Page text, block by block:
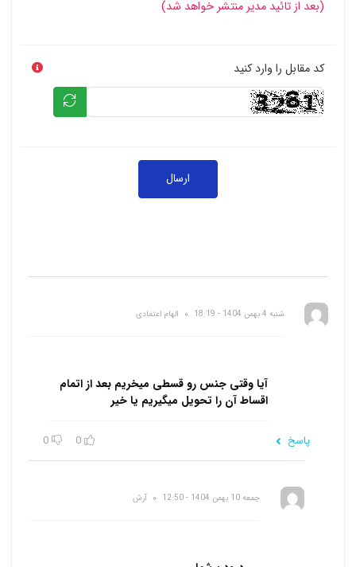
(بعد از تائید مدیر منتشر خواهد شد)
کد مقابل را وارد کنید
ارسال
شنبه 4 بهمن 1404 - 18:19 الهام اعتمادی
آیا وقتی جنس رو قسطی میخریم بعد از اتمام
اقساط آن را تحویل میگیریم یا خیر
پاسخ 0
0
جمعه 10 بهمن 1404 - 12:50 آرش